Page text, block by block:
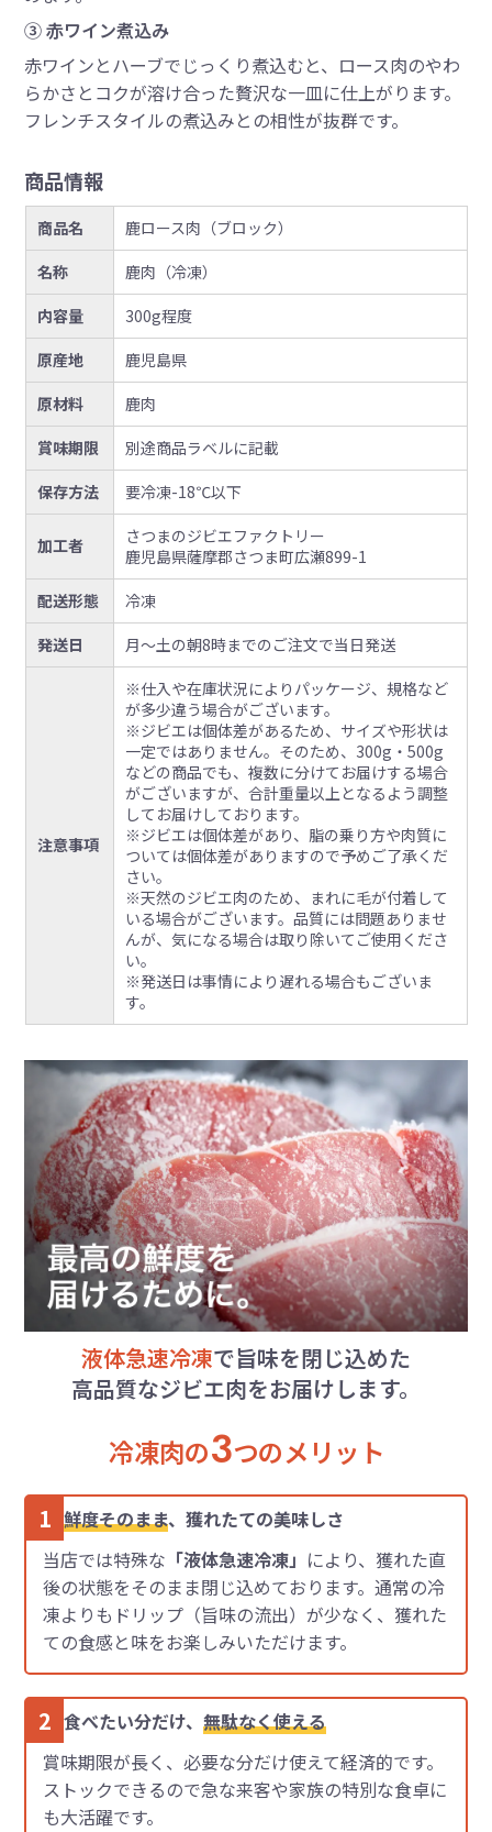
③ 赤ワイン煮込み
赤ワインとハーブでじっくり煮込むと、ロース肉のやわ
らかさとコクが溶け合った贅沢な一皿に仕上がります。
フレンチスタイルの煮込みとの相性が抜群です。
商品情報
商品名
鹿ロース肉（ブロック）
名称
鹿肉（冷凍）
内容量
300g程度
原産地
鹿児島県
原材料
鹿肉
賞味期限
別途商品ラベルに記載
保存方法
要冷凍-18℃以下
加工者
さつまのジビエファクトリー
鹿児島県薩摩郡さつま町広瀬899-1
配送形態
冷凍
発送日
月〜土の朝8時までのご注文で当日発送
注意事項
※仕入や在庫状況によりパッケージ、規格など
が多少違う場合がございます。
※ジビエは個体差があるため、サイズや形状は
一定ではありません。そのため、300g・500g
などの商品でも、複数に分けてお届けする場合
がございますが、合計重量以上となるよう調整
してお届けしております。
※ジビエは個体差があり、脂の乗り方や肉質に
ついては個体差がありますので予めご了承くだ
さい。
※天然のジビエ肉のため、まれに毛が付着して
いる場合がございます。品質には問題ありませ
んが、気になる場合は取り除いてご使用くださ
い。
※発送日は事情により遅れる場合もございま
す。
液体急速冷凍で旨味を閉じ込めた
高品質なジビエ肉をお届けします。
冷凍肉の3つのメリット
1 鮮度そのまま、獲れたての美味しさ
当店では特殊な 「液体急速冷凍」 により、獲れた直
後の状態をそのまま閉じ込めております。通常の冷
凍よりもドリップ（旨味の流出）が少なく、獲れた
ての食感と味をお楽しみいただけます。
2 食べたい分だけ、無駄なく使える
賞味期限が長く、必要な分だけ使えて経済的です。
ストックできるので急な来客や家族の特別な食卓に
も大活躍です。